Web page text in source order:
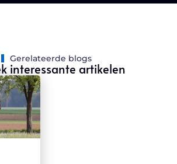
Gerelateerde blogs
interessante artikelen